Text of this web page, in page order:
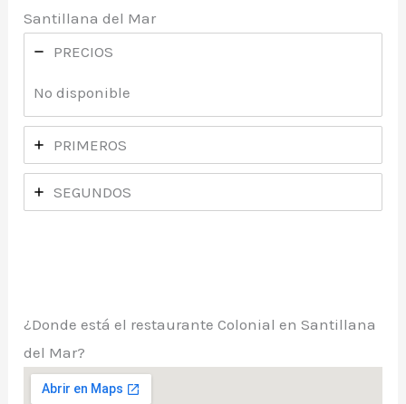
Santillana del Mar
PRECIOS
No disponible
PRIMEROS
SEGUNDOS
¿Donde está el restaurante Colonial en Santillana
del Mar?